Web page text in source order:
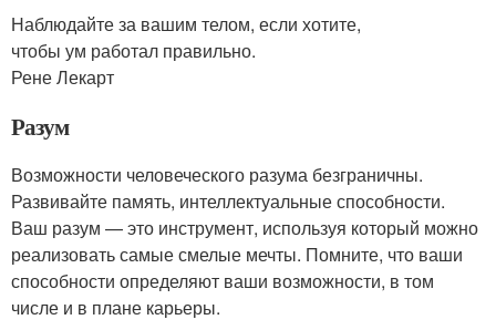
Наблюдайте за вашим телом, если хотите,
чтобы ум работал правильно.
Рене Лекарт
Разум
Возможности человеческого разума безграничны.
Развивайте память, интеллектуальные способности.
Ваш разум — это инструмент, используя который можно
реализовать самые смелые мечты. Помните, что ваши
способности определяют ваши возможности, в том
числе и в плане карьеры.